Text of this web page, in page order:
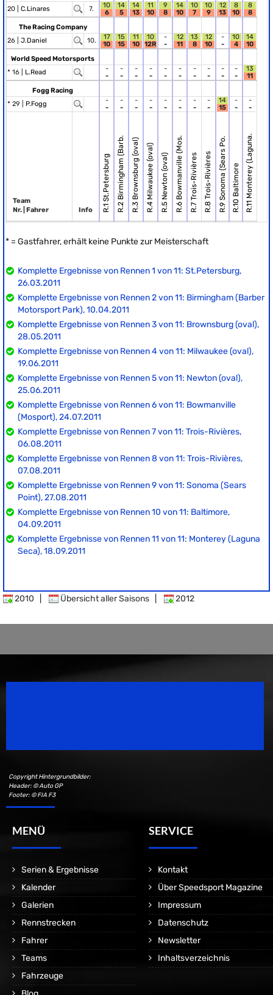
20 | C.Linares 7.
10
6
14
5
14
13
11
10
9
8
14
10
10
7
10
9
12
13
8
10
8
8
The Racing Company
26 | J.Daniel 10.
17
10
15
15
11
10
10
12R
-
-
12
11
13
8
12
10
-
-
10
4
14
10
World Speed Motorsports
* 16 | L.Read
-
-
-
-
-
-
-
-
-
-
-
-
-
-
-
-
-
-
-
-
13
11
Fogg Racing
* 29 | P.Fogg
-
-
-
-
-
-
-
-
-
-
-
-
-
-
-
-
14
15
-
-
-
-
Team
Nr. | Fahrer
Info R.1 St.PetersburgR.2 Birmingham (Barb.R.3 Brownsburg (oval)R.4 Milwaukee (oval)R.5 Newton (oval)R.6 Bowmanville (Mos.R.7 Trois-RivièresR.8 Trois-RivièresR.9 Sonoma (Sears Po.R.10 BaltimoreR.11 Monterey (Laguna.
* = Gastfahrer, erhält keine Punkte zur Meisterschaft
Komplette Ergebnisse von Rennen 1 von 11: St.Petersburg,
26.03.2011
Komplette Ergebnisse von Rennen 2 von 11: Birmingham (Barber
Motorsport Park), 10.04.2011
Komplette Ergebnisse von Rennen 3 von 11: Brownsburg (oval),
28.05.2011
Komplette Ergebnisse von Rennen 4 von 11: Milwaukee (oval),
19.06.2011
Komplette Ergebnisse von Rennen 5 von 11: Newton (oval),
25.06.2011
Komplette Ergebnisse von Rennen 6 von 11: Bowmanville
(Mosport), 24.07.2011
Komplette Ergebnisse von Rennen 7 von 11: Trois-Rivières,
06.08.2011
Komplette Ergebnisse von Rennen 8 von 11: Trois-Rivières,
07.08.2011
Komplette Ergebnisse von Rennen 9 von 11: Sonoma (Sears
Point), 27.08.2011
Komplette Ergebnisse von Rennen 10 von 11: Baltimore,
04.09.2011
Komplette Ergebnisse von Rennen 11 von 11: Monterey (Laguna
Seca), 18.09.2011
2010 Übersicht aller Saisons 2012
Copyright Hintergrundbilder:
Header: © Auto GP
Footer: © FIA F3
MENÜ
Serien & Ergebnisse
Kalender
Galerien
Rennstrecken
Fahrer
Teams
Fahrzeuge
SERVICE
Kontakt
Über Speedsport Magazine
Impressum
Datenschutz
Newsletter
Inhaltsverzeichnis